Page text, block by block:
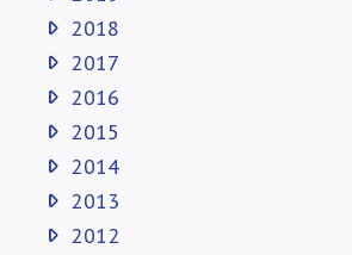
2018
2017
2016
2015
2014
2013
2012